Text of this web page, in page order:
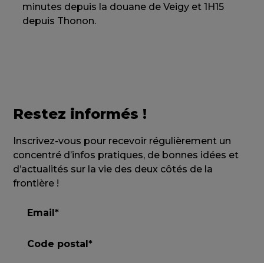
minutes depuis la douane de Veigy et 1H15
depuis Thonon.
Restez informés !
Inscrivez-vous pour recevoir régulièrement un
concentré d’infos pratiques, de bonnes idées et
d’actualités sur la vie des deux côtés de la
frontière !